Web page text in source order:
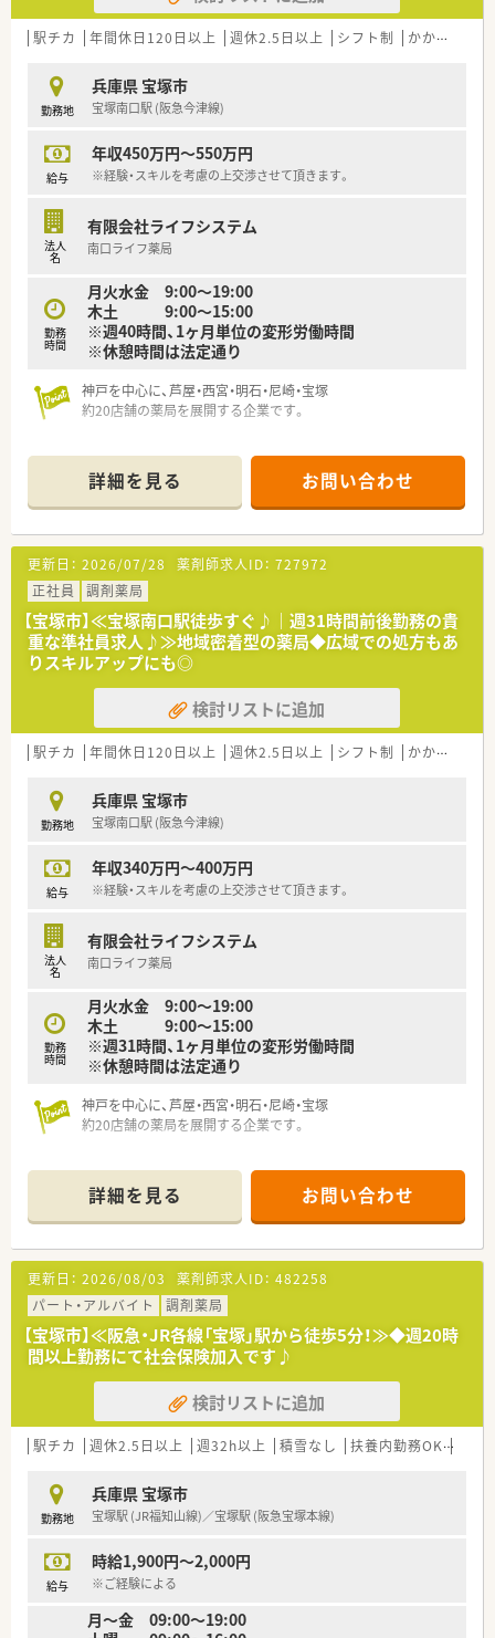
駅チカ 年間休日120日以上 週休2.5日以上 シフト制 かかりつけ薬剤師
勤務地
兵庫県 宝塚市
宝塚南口駅 (阪急今津線)
給与
年収450万円～550万円
※経験・スキルを考慮の上交渉させて頂きます。
法人
名
有限会社ライフシステム
南口ライフ薬局
勤務
時間
月火水金 9:00～19:00
木土 9:00～15:00
※週40時間、1ヶ月単位の変形労働時間
※休憩時間は法定通り
神戸を中心に、芦屋・西宮・明石・尼崎・宝塚
約20店舗の薬局を展開する企業です。
店舗の雰囲気にあう人柄重視の採用を心がけております。
その為どの店舗もスタッフ間の仲が良く
アットホームな働きやすい職場になります。
■阪急「宝塚南口駅」徒歩すぐの通いやすい薬局です。目の前に
はコンビニや飲食店も多数展開しており、休憩やお仕事帰りも便
利な人気エリアです。
詳細を見る お問い合わせ
更新日： 2026/07/28 薬剤師求人ID： 727972
正社員
調剤薬局
【宝塚市】≪宝塚南口駅徒歩すぐ♪｜週31時間前後勤務の貴
重な準社員求人♪≫地域密着型の薬局◆広域での処方もあ
りスキルアップにも◎
検討リストに追加
駅チカ 年間休日120日以上 週休2.5日以上 シフト制 かかりつけ薬剤師
勤務地
兵庫県 宝塚市
宝塚南口駅 (阪急今津線)
給与
年収340万円～400万円
※経験・スキルを考慮の上交渉させて頂きます。
法人
名
有限会社ライフシステム
南口ライフ薬局
勤務
時間
月火水金 9:00～19:00
木土 9:00～15:00
※週31時間、1ヶ月単位の変形労働時間
※休憩時間は法定通り
神戸を中心に、芦屋・西宮・明石・尼崎・宝塚
約20店舗の薬局を展開する企業です。
店舗の雰囲気にあう人柄重視の採用を心がけております。
その為どの店舗もスタッフ間の仲が良く
アットホームな働きやすい職場になります。
■阪急「宝塚南口駅」徒歩すぐの通いやすい薬局です。目の前に
はコンビニや飲食店も多数展開しており、休憩やお仕事帰りも便
利な人気エリアです。
詳細を見る お問い合わせ
更新日： 2026/08/03 薬剤師求人ID： 482258
パート・アルバイト
調剤薬局
【宝塚市】≪阪急・JR各線「宝塚」駅から徒歩5分！≫◆週20時
間以上勤務にて社会保険加入です♪
検討リストに追加
駅チカ 週休2.5日以上 週32h以上 積雪なし 扶養内勤務OK
勤務地
兵庫県 宝塚市
宝塚駅 (JR福知山線)／宝塚駅 (阪急宝塚本線)
給与
時給1,900円～2,000円
※ご経験による
月～金 09:00～19:00